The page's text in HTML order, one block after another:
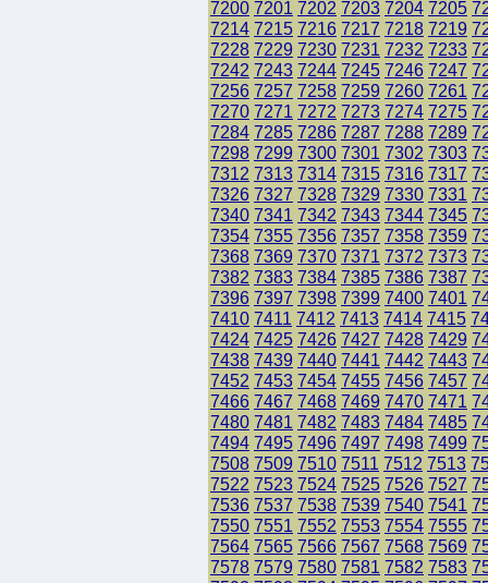
7200 7201 7202 7203 7204 7205
7214 7215 7216 7217 7218 7219
7228 7229 7230 7231 7232 7233
7242 7243 7244 7245 7246 7247
7256 7257 7258 7259 7260 7261
7270 7271 7272 7273 7274 7275
7284 7285 7286 7287 7288 7289
7298 7299 7300 7301 7302 7303
7312 7313 7314 7315 7316 7317
7326 7327 7328 7329 7330 7331
7340 7341 7342 7343 7344 7345
7354 7355 7356 7357 7358 7359
7368 7369 7370 7371 7372 7373
7382 7383 7384 7385 7386 7387
7396 7397 7398 7399 7400 7401
7410 7411 7412 7413 7414 7415
7424 7425 7426 7427 7428 7429
7438 7439 7440 7441 7442 7443
7452 7453 7454 7455 7456 7457
7466 7467 7468 7469 7470 7471
7480 7481 7482 7483 7484 7485
7494 7495 7496 7497 7498 7499
7508 7509 7510 7511 7512 7513
7522 7523 7524 7525 7526 7527
7536 7537 7538 7539 7540 7541
7550 7551 7552 7553 7554 7555
7564 7565 7566 7567 7568 7569
7578 7579 7580 7581 7582 7583